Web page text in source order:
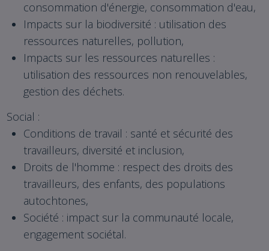
consommation d'énergie, consommation d'eau,
Impacts sur la biodiversité : utilisation des
ressources naturelles, pollution,
Impacts sur les ressources naturelles :
utilisation des ressources non renouvelables,
gestion des déchets.
Social :
Conditions de travail : santé et sécurité des
travailleurs, diversité et inclusion,
Droits de l'homme : respect des droits des
travailleurs, des enfants, des populations
autochtones,
Société : impact sur la communauté locale,
engagement sociétal.